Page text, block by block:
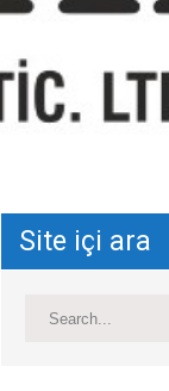
Site içi ara